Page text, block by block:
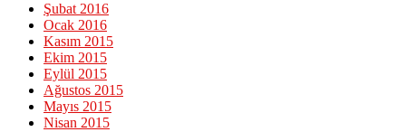
Şubat 2016
Ocak 2016
Kasım 2015
Ekim 2015
Eylül 2015
Ağustos 2015
Mayıs 2015
Nisan 2015